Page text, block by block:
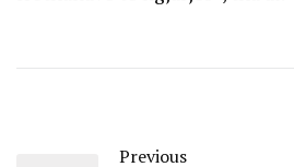
Previous